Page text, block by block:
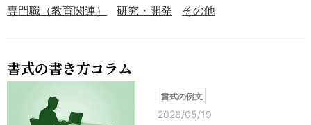
専門職（教育関連）
研究・開発 その他
書式の書き方コラム
書式の例文
2026/05/19